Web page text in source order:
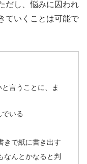
だし、悩みに囚われ
ていくことは可能で
言うことに、ま
いる
きで紙に書き出す
なんとかなると判